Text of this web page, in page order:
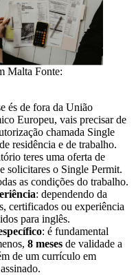
Malta Fonte:
és de fora da União
Europeu, vais precisar de
chamada Single
residência e de trabalho.
teres uma oferta de
solicitares o Single Permit.
as condições do trabalho.
: dependendo da
certificados ou experiência
para inglês.
: é fundamental
8 meses de validade a
de um currículo em